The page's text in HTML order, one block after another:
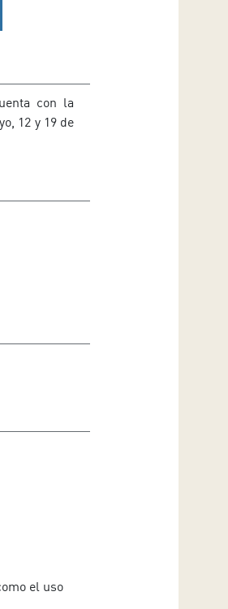
con la
12 y 19 de
el uso